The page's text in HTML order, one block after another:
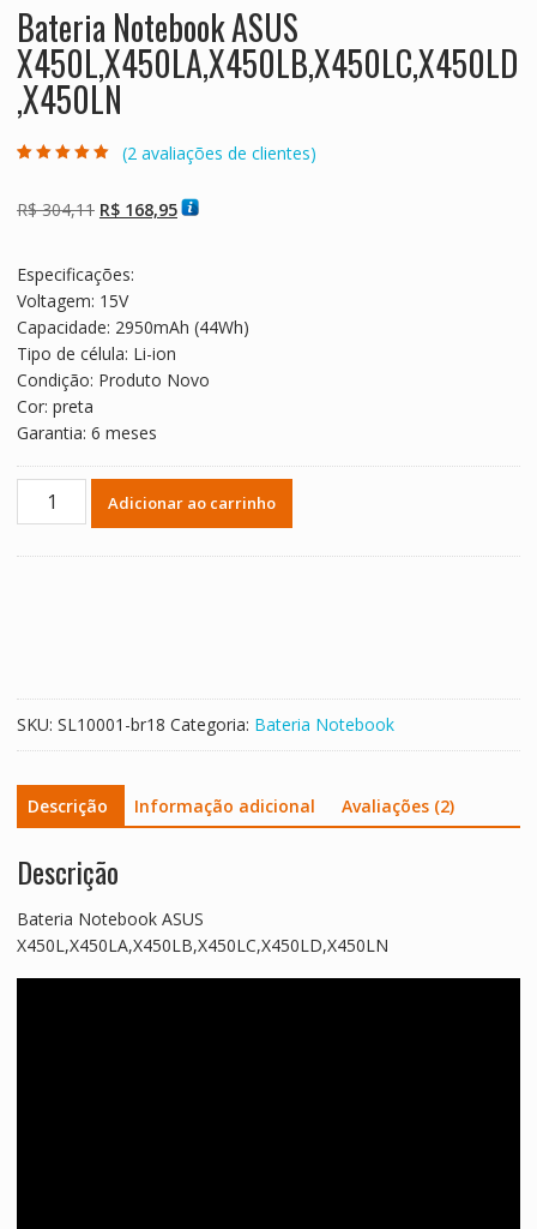
Bateria Notebook ASUS
X450L,X450LA,X450LB,X450LC,X450LD
,X450LN
baseado em
avaliações de
(2avaliações de clientes)
R$304,11 O
era:
R$ 304,11.
R$168,95O
Especificações:
Voltagem: 15V
Capacidade: 2950mAh (44Wh)
Tipo de célula: Li-ion
Condição: Produto Novo
Cor: preta
Garantia: 6 meses
Bateria
Adicionar ao carrinho
SKU: SL10001-br18 Categoria: Bateria Notebook
Descrição Informação adicional Avaliações (2)
Descrição
Bateria Notebook ASUS
X450L,X450LA,X450LB,X450LC,X450LD,X450LN